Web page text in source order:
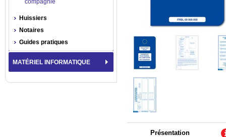
Présentation
compagnie
Huissiers
Notaires
Guides pratiques
MATÉRIEL INFORMATIQUE